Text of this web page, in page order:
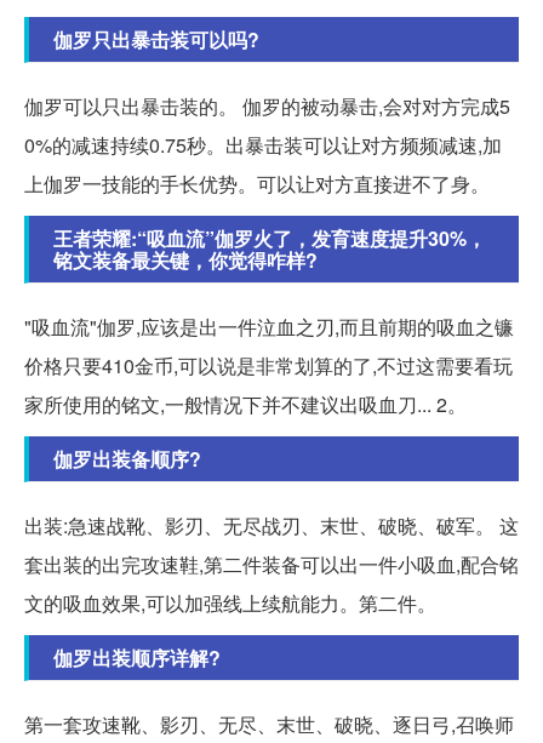
伽罗只出暴击装可以吗?
伽罗可以只出暴击装的。 伽罗的被动暴击,会对对方完成5
0%的减速持续0.75秒。出暴击装可以让对方频频减速,加
上伽罗一技能的手长优势。可以让对方直接进不了身。
王者荣耀:“吸血流”伽罗火了，发育速度提升30%，
铭文装备最关键，你觉得咋样?
"吸血流"伽罗,应该是出一件泣血之刃,而且前期的吸血之镰
价格只要410金币,可以说是非常划算的了,不过这需要看玩
家所使用的铭文,一般情况下并不建议出吸血刀... 2。
伽罗出装备顺序?
出装:急速战靴、影刃、无尽战刃、末世、破晓、破军。 这
套出装的出完攻速鞋,第二件装备可以出一件小吸血,配合铭
文的吸血效果,可以加强线上续航能力。第二件。
伽罗出装顺序详解?
第一套攻速靴、影刃、无尽、末世、破晓、逐日弓,召唤师